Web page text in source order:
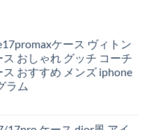
ケース ヴィトン
おしゃれ グッチ コーチ
おすすめ メンズ iphone
ラム